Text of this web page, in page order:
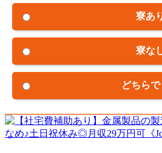
寮あ
寮な
どちら